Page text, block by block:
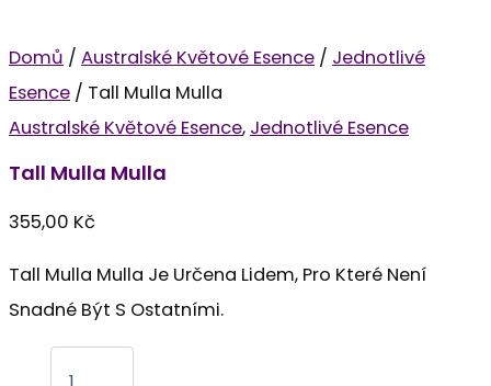
Domů / Australské Květové Esence / Jednotlivé
Esence / Tall Mulla Mulla
Australské Květové Esence, Jednotlivé Esence
Tall Mulla Mulla
355,00 Kč
Tall Mulla Mulla Je Určena Lidem, Pro Které Není
Snadné Být S Ostatními.